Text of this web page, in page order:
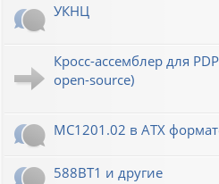
УКНЦ
Кросс-ассемблер для
open-source)
МС1201.02 в ATX
588ВТ1 и другие